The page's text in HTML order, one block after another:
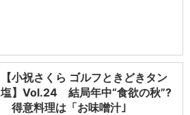
【小祝さくら ゴルフときどきタン
塩】Vol.24 結局年中“食欲の秋”?
得意料理は「お味噌汁｣